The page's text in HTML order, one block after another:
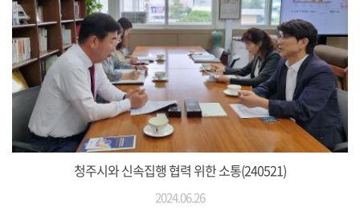
청주시와 신속집행 협력 위한 소통(240521)
2024.06.26